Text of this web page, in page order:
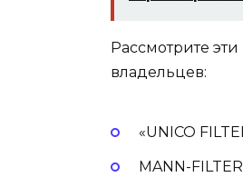
Рассмотрите
владельцев:
«UNICO
MANN-